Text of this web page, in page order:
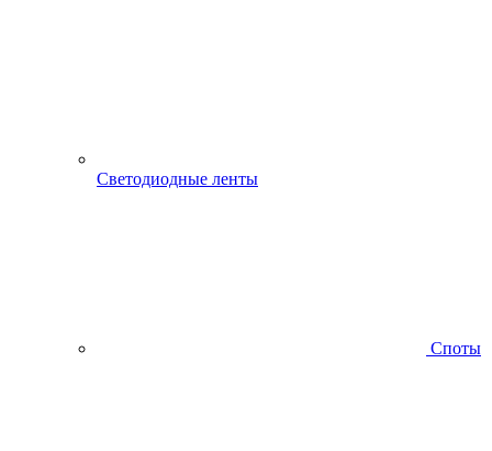
Светодиодные ленты
Споты